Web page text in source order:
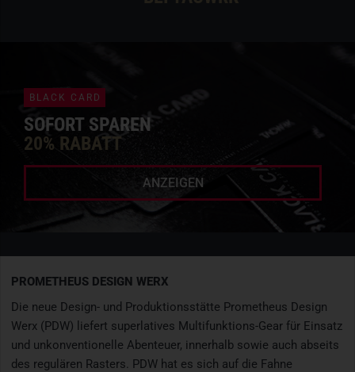
BLACK CARD
SOFORT SPAREN
20% RABATT
ANZEIGEN
PROMETHEUS DESIGN WERX
Die neue Design- und Produktionsstätte Prometheus Design
Werx (PDW) liefert superlatives Multifunktions-Gear für Einsatz
und unkonventionelle Abenteuer, innerhalb sowie auch abseits
des regulären Rasters. PDW hat es sich auf die Fahne